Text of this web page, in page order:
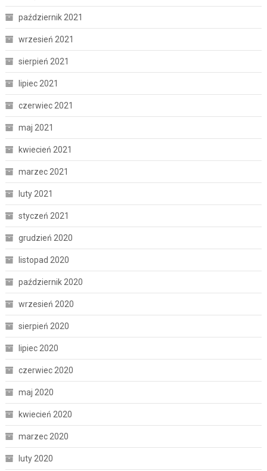
październik 2021
wrzesień 2021
sierpień 2021
lipiec 2021
czerwiec 2021
maj 2021
kwiecień 2021
marzec 2021
luty 2021
styczeń 2021
grudzień 2020
listopad 2020
październik 2020
wrzesień 2020
sierpień 2020
lipiec 2020
czerwiec 2020
maj 2020
kwiecień 2020
marzec 2020
luty 2020